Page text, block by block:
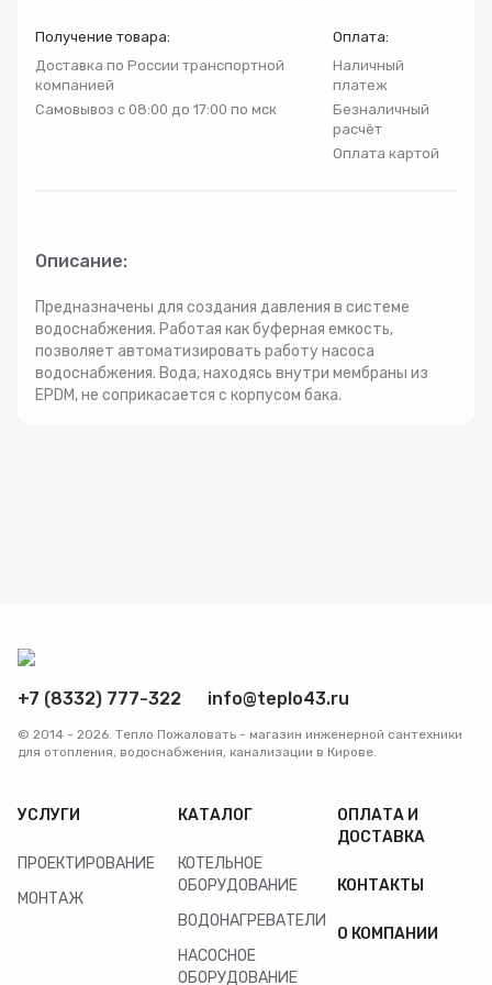
Радиаторы
Системы фильтрации
Получение товара:
Доставка по России транспортной
компанией
Самовывоз с 08:00 до 17:00 по мск
Оплата:
Наличный
платеж
Безналичный
расчёт
Оплата картой
Описание:
Предназначены для создания давления в системе
водоснабжения. Работая как буферная емкость,
позволяет автоматизировать работу насоса
водоснабжения. Вода, находясь внутри мембраны из
EPDM, не соприкасается с корпусом бака.
+7 (8332) 777-322 info@teplo43.ru
© 2014 - 2026. Тепло Пожаловать - магазин инженерной сантехники
для отопления, водоснабжения, канализации в Кирове.
УСЛУГИ
ПРОЕКТИРОВАНИЕ
МОНТАЖ
КАТАЛОГ
КОТЕЛЬНОЕ
ОБОРУДОВАНИЕ
ВОДОНАГРЕВАТЕЛИ
НАСОСНОЕ
ОБОРУДОВАНИЕ
ОПЛАТА И
ДОСТАВКА
КОНТАКТЫ
О КОМПАНИИ